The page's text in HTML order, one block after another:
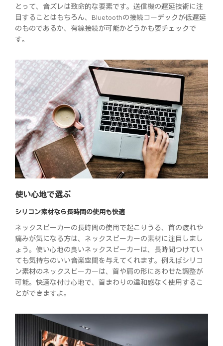
とって、音ズレは致命的な要素です。送信機の遅延技術に注
目することはもちろん、Bluetoothの接続コーデックが低遅延
のものであるか、有線接続が可能かどうかも要チェックで
す。
使い心地で選ぶ
シリコン素材なら長時間の使用も快適
ネックスピーカーの長時間の使用で起こりうる、首の疲れや
痛みが気になる方は、ネックスピーカーの素材に注目しまし
ょう。使い心地の良いネックスピーカーは、長時間つけてい
ても気持ちのいい音楽空間を与えてくれます。例えばシリコ
ン素材のネックスピーカーは、首や肩の形にあわせた調整が
可能。快適な付け心地で、首まわりの違和感なく使用するこ
とができますよ。